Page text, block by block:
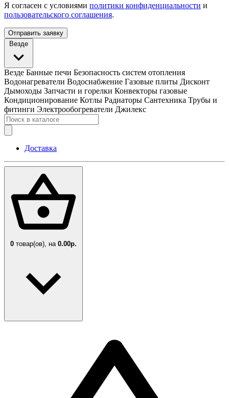
Я согласен с условиями политики конфиденциальности и
пользовательского соглашения.
Отправить заявку
Везде
Везде Банные печи Безопасность систем отопления
Водонагреватели Водоснабжение Газовые плиты Дисконт
Дымоходы Запчасти и горелки Конвекторы газовые
Кондиционирование Котлы Радиаторы Сантехника Трубы и
фитинги Электрообогреватели Джилекс
Доставка
0 товар(ов), на 0.00р.